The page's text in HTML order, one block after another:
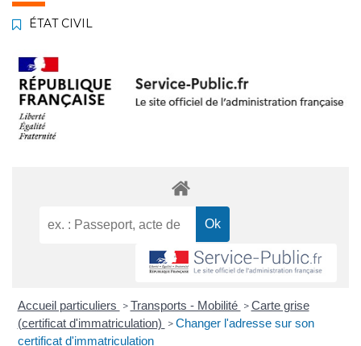
ÉTAT CIVIL
Accueil particuliers > Transports - Mobilité > Carte grise
(certificat d'immatriculation) > Changer l'adresse sur son
certificat d'immatriculation